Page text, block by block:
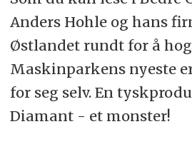
Anders Hohle og hans
Østlandet rundt for å
Maskinparkens nyeste
for seg selv. En
Diamant - et monster!